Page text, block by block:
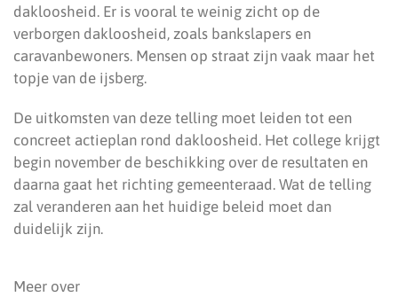
dakloosheid. Er is vooral te weinig zicht op de
verborgen dakloosheid, zoals bankslapers en
caravanbewoners. Mensen op straat zijn vaak maar het
topje van de ijsberg.
De uitkomsten van deze telling moet leiden tot een
concreet actieplan rond dakloosheid. Het college krijgt
begin november de beschikking over de resultaten en
daarna gaat het richting gemeenteraad. Wat de telling
zal veranderen aan het huidige beleid moet dan
duidelijk zijn.
Meer over